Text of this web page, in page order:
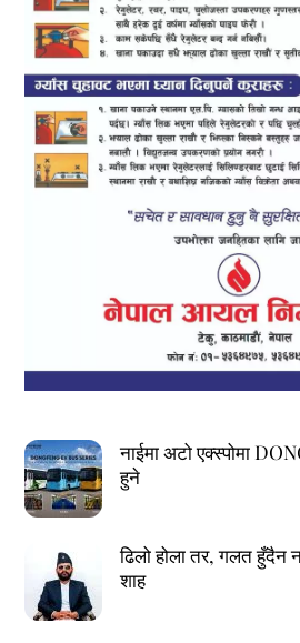
नाईमा अटो एक्स्पोमा
हुने
ढिलो होला तर, गलत हुँदैन
शाह